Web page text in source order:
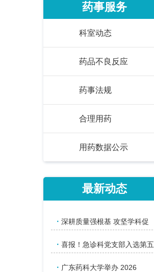
药事服务
科室动态
药品不良反应
药事法规
合理用药
用药数据公示
最新动态
· 深耕质量强根基 攻坚学科促
· 喜报！急诊科党支部入选第五
· 广东药科大学举办 2026